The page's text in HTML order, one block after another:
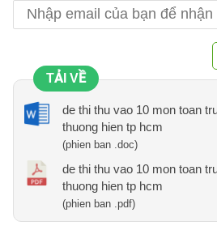
TẢI VỀ
de thi thu vao 10 mon toan
thuong hien tp hcm
(phien ban .doc)
de thi thu vao 10 mon toan
thuong hien tp hcm
(phien ban .pdf)